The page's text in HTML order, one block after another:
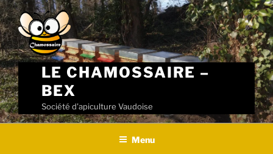
Skip
to
content
LE CHAMOSSAIRE –
BEX
Société d'apiculture Vaudoise
Menu